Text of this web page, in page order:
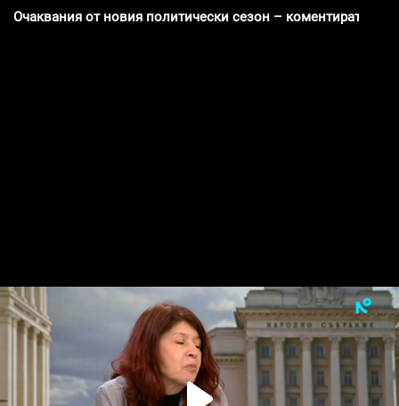
Очаквания от новия политически сезон – коментират